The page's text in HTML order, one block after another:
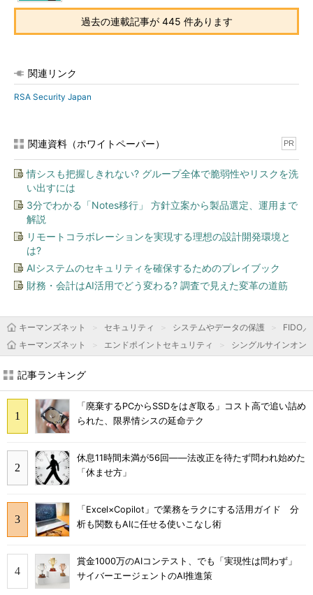
過去の連載記事が 445 件あります
関連リンク
RSA Security Japan
関連資料（ホワイトペーパー） PR
情シスも把握しきれない? グループ全体で脆弱性やリスクを洗
い出すには
3分でわかる「Notes移行」 方針立案から製品選定、運用まで
解説
リモートコラボレーションを実現する理想の設計開発環境と
は?
AIシステムのセキュリティを確保するためのプレイブック
財務・会計はAI活用でどう変わる? 調査で見えた変革の道筋
キーマンズネット セキュリティ システムやデータの保護
FIDO
キーマンズネット
エンドポイントセキュリティ シングルサインオン
記事ランキング
「廃棄するPCからSSDをはぎ取る」コスト高で追い詰め
られた、限界情シスの延命テク
休息11時間未満が56回――法改正を待たず問われ始めた
「休ませ方」
「Excel×Copilot」で業務をラクにする活用ガイド 分
析も関数もAIに任せる使いこなし術
賞金1000万のAIコンテスト、でも「実現性は問わず」
サイバーエージェントのAI推進策